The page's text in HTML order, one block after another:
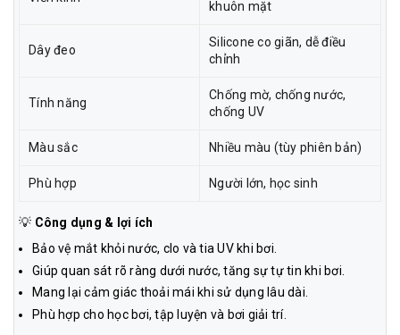
khuôn mặt
Dây đeo
Silicone co giãn, dễ điều
chỉnh
Tính năng
Chống mờ, chống nước,
chống UV
Màu sắc Nhiều màu (tùy phiên bản)
Phù hợp Người lớn, học sinh
💡 Công dụng & lợi ích
Bảo vệ mắt khỏi nước, clo và tia UV khi bơi.
Giúp quan sát rõ ràng dưới nước, tăng sự tự tin khi bơi.
Mang lại cảm giác thoải mái khi sử dụng lâu dài.
Phù hợp cho học bơi, tập luyện và bơi giải trí.